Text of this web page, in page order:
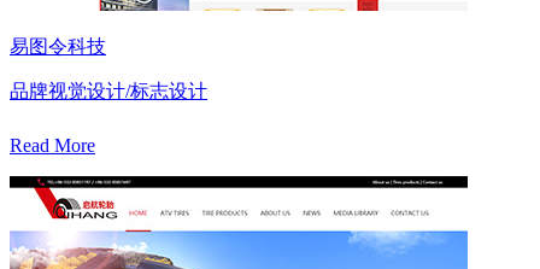
易图令科技
品牌视觉设计/标志设计
Read More